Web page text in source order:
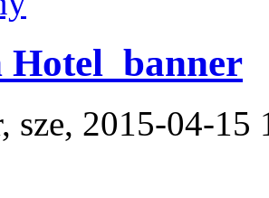
sze, 2015-04-15